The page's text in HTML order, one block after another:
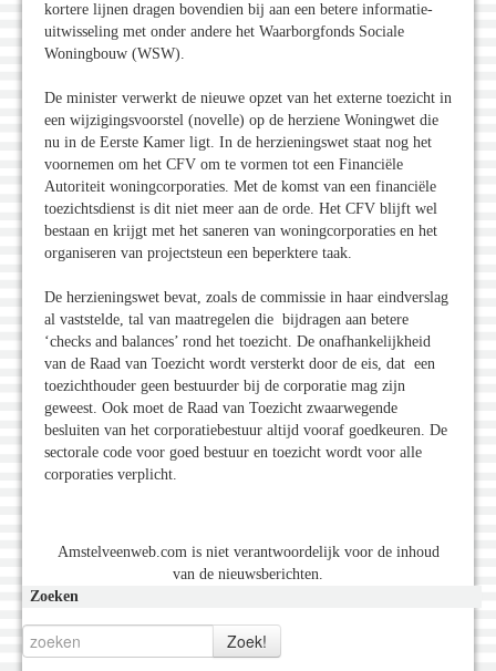
kortere lijnen dragen bovendien bij aan een betere informatie-
uitwisseling met onder andere het Waarborgfonds Sociale
Woningbouw (WSW).
De minister verwerkt de nieuwe opzet van het externe toezicht in
een wijzigingsvoorstel (novelle) op de herziene Woningwet die
nu in de Eerste Kamer ligt. In de herzieningswet staat nog het
voornemen om het CFV om te vormen tot een Financiële
Autoriteit woningcorporaties. Met de komst van een financiële
toezichtsdienst is dit niet meer aan de orde. Het CFV blijft wel
bestaan en krijgt met het saneren van woningcorporaties en het
organiseren van projectsteun een beperktere taak.
De herzieningswet bevat, zoals de commissie in haar eindverslag
al vaststelde, tal van maatregelen die bijdragen aan betere
‘checks and balances’ rond het toezicht. De onafhankelijkheid
van de Raad van Toezicht wordt versterkt door de eis, dat een
toezichthouder geen bestuurder bij de corporatie mag zijn
geweest. Ook moet de Raad van Toezicht zwaarwegende
besluiten van het corporatiebestuur altijd vooraf goedkeuren. De
sectorale code voor goed bestuur en toezicht wordt voor alle
corporaties verplicht.
Amstelveenweb.com is niet verantwoordelijk voor de inhoud
van de nieuwsberichten.
Zoeken